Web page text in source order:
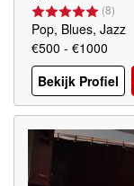
(8)
Pop, Blues, Jazz
€500 - €1000
Bekijk Profiel